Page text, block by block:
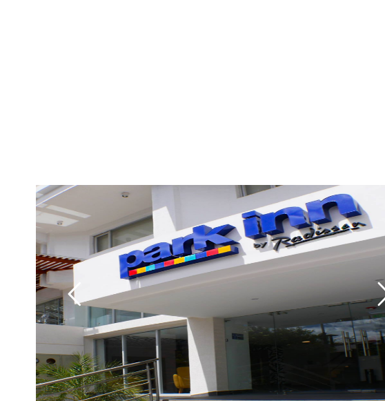
" data-bgposition="center center" data-bgfit="cover" data-bgrepeat="no-
repeat" data-bgparallax="off" class="rev-slidebg" data-no-retina>